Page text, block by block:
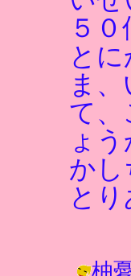
５
と
ま
て、
ょ
かし
と
柚